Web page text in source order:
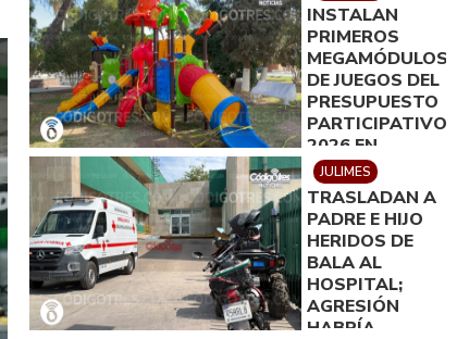
INSTALAN
PRIMEROS
MEGAMÓDULOS
DE JUEGOS DEL
PRESUPUESTO
PARTICIPATIVO
2026 EN
DELICIAS
JULIMES
TRASLADAN A
PADRE E HIJO
HERIDOS DE
BALA AL
HOSPITAL;
AGRESIÓN
HABRÍA